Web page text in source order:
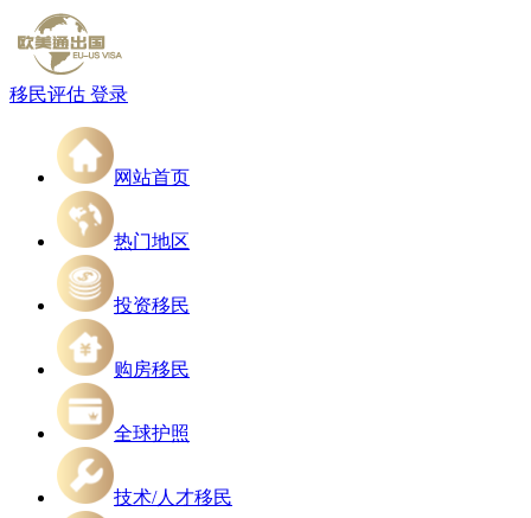
移民评估 登录
网站首页
热门地区
投资移民
购房移民
全球护照
技术/人才移民